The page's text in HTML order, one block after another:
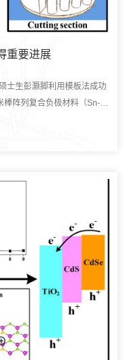
重要进展
士生彭灏脚利用模板法成功
棒阵列复合负极材料（Sn-